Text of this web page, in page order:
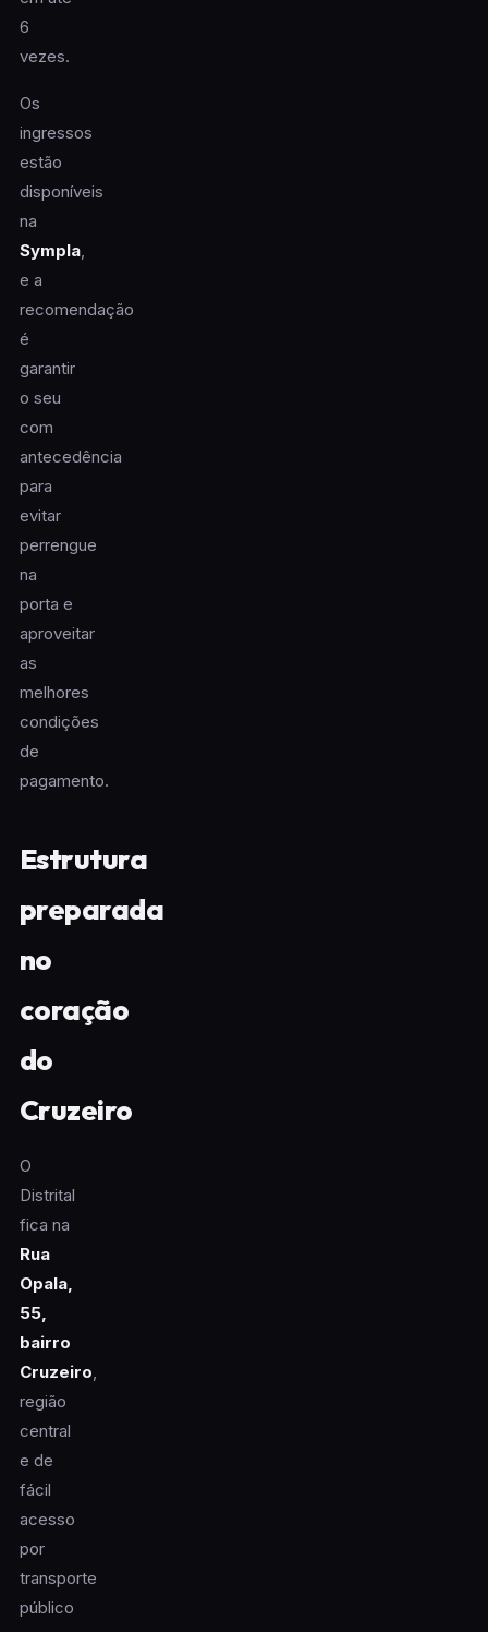
6
vezes.
Os
ingressos
estão
disponíveis
na
Sympla,
e a
recomendação
é
garantir
o seu
com
antecedência
para
evitar
perrengue
na
porta e
aproveitar
as
melhores
condições
de
pagamento.
Estrutura
preparada
no
coração
do
Cruzeiro
O
Distrital
fica na
Rua
Opala,
55,
bairro
Cruzeiro,
região
central
e de
fácil
acesso
por
transporte
público